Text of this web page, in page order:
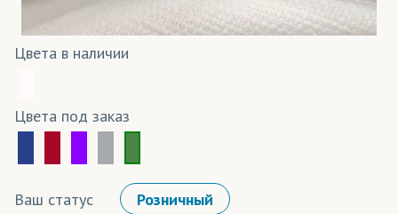
Цвета в наличии
Цвета под заказ
Ваш статус
Розничный